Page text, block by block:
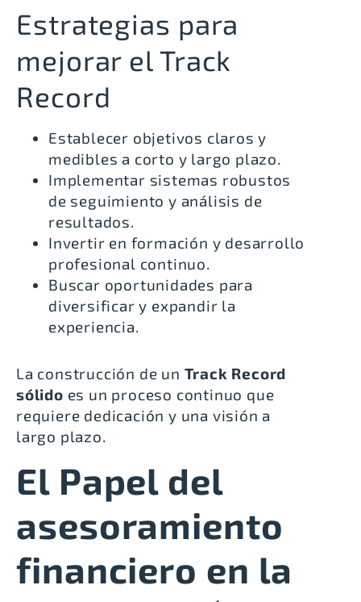
Estrategias para
mejorar el Track
Record
Establecer objetivos claros y
medibles a corto y largo plazo.
Implementar sistemas robustos
de seguimiento y análisis de
resultados.
Invertir en formación y desarrollo
profesional continuo.
Buscar oportunidades para
diversificar y expandir la
experiencia.
La construcción de un Track Record
sólido es un proceso continuo que
requiere dedicación y una visión a
largo plazo.
El Papel del
asesoramiento
financiero en la